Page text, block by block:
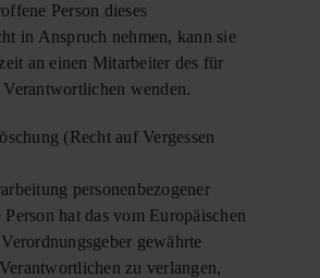
Person dieses
in Anspruch nehmen, kann sie
an einen Mitarbeiter des für
wenden.
(Recht auf Vergessen
personenbezogener
hat das vom Europäischen
gewährte
zu verlangen,